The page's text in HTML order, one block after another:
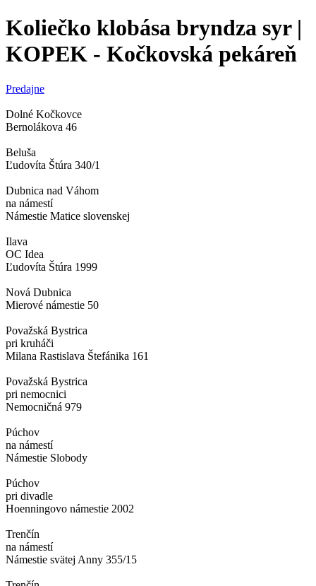
Koliečko klobása bryndza syr |
KOPEK - Kočkovská pekáreň
Predajne
Dolné Kočkovce
Bernolákova 46
Beluša
Ľudovíta Štúra 340/1
Dubnica nad Váhom
na námestí
Námestie Matice slovenskej
Ilava
OC Idea
Ľudovíta Štúra 1999
Nová Dubnica
Mierové námestie 50
Považská Bystrica
pri kruháči
Milana Rastislava Štefánika 161
Považská Bystrica
pri nemocnici
Nemocničná 979
Púchov
na námestí
Námestie Slobody
Púchov
pri divadle
Hoenningovo námestie 2002
Trenčín
na námestí
Námestie svätej Anny 355/15